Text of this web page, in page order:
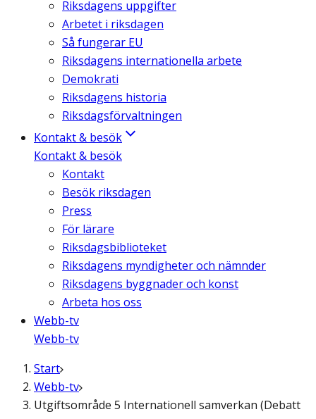
Riksdagens uppgifter
Arbetet i riksdagen
Så fungerar EU
Riksdagens internationella arbete
Demokrati
Riksdagens historia
Riksdagsförvaltningen
Kontakt & besök
Kontakt & besök
Kontakt
Besök riksdagen
Press
För lärare
Riksdagsbiblioteket
Riksdagens myndigheter och nämnder
Riksdagens byggnader och konst
Arbeta hos oss
Webb-tv
Webb-tv
Start
Webb-tv
Utgiftsområde 5 Internationell samverkan (Debatt